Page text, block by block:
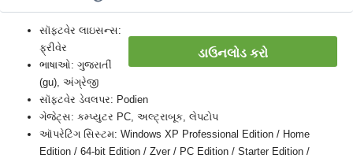
ડાઉનલોડ કરો
સૉફ્ટવેર લાઇસન્સ:
ફ્રીવેર
ભાષાઓ: ગુજરાતીં
(gu), અંગ્રેજી
સૉફ્ટવેર ડેવલપર: Podien
ગેજેટ્સ: કમ્પ્યુટર PC, અલ્ટ્રાબૂક, લેપટોપ
ઑપરેટિંગ સિસ્ટમ: Windows XP Professional Edition / Home
Edition / 64-bit Edition / Zver / PC Edition / Starter Edition /